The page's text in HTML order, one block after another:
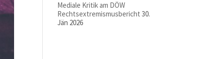
Mediale Kritik am DÖW
Rechtsextremismusbericht 30.
Jän 2026